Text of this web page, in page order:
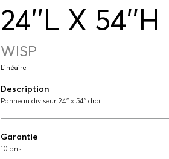
24''L X 54''H
WISP
Linéaire
Description
Panneau diviseur 24'' x 54'' droit
Garantie
10 ans